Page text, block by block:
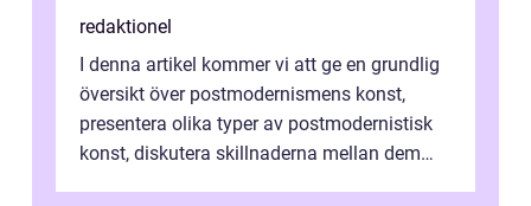
redaktionel
I denna artikel kommer vi att ge en grundlig
översikt över postmodernismens konst,
presentera olika typer av postmodernistisk
konst, diskutera skillnaderna mellan dem